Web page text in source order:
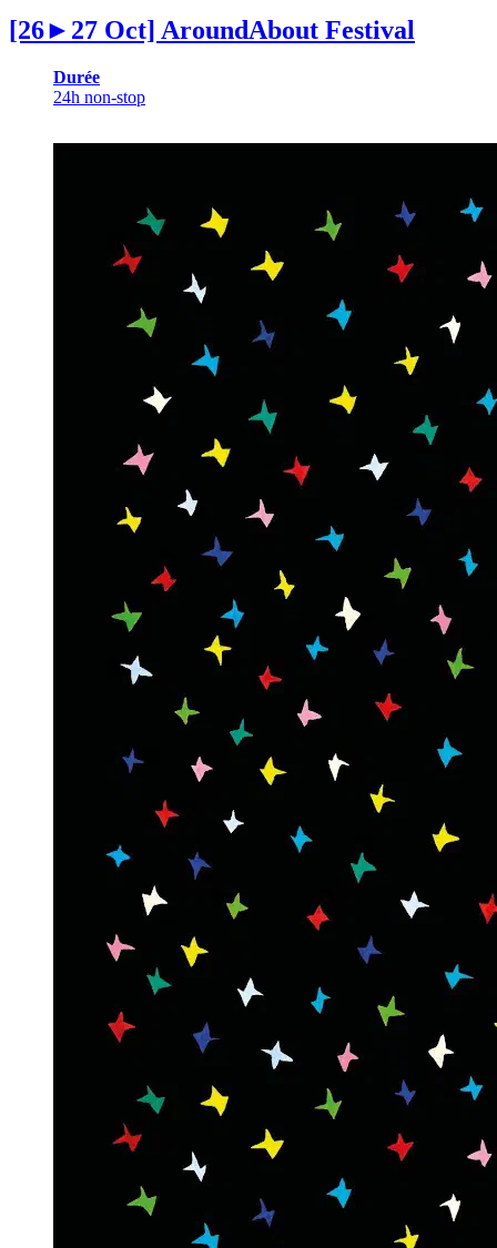
[26►27 Oct] AroundAbout Festival
Durée
24h non-stop